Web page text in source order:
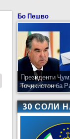
Бо Пешво
Президенти
Тоҷикистон ба
30 СОЛИ